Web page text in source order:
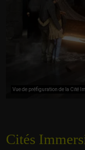
Vue de préfiguration de la Cité
Cités